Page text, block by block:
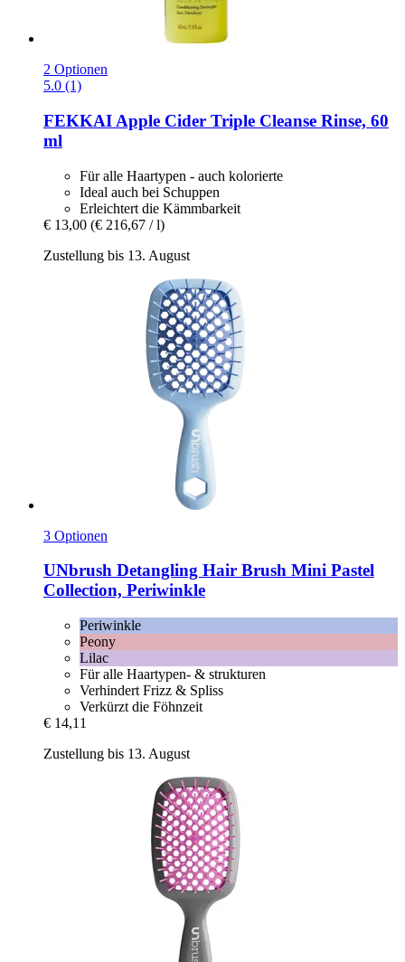
2 Optionen
5.0 (1)
FEKKAI Apple Cider Triple Cleanse Rinse, 60
ml
Für alle Haartypen - auch kolorierte
Ideal auch bei Schuppen
Erleichtert die Kämmbarkeit
€ 13,00 (€ 216,67 / l)
Zustellung bis 13. August
3 Optionen
UNbrush Detangling Hair Brush Mini Pastel
Collection, Periwinkle
Periwinkle
Peony
Lilac
Für alle Haartypen- & strukturen
Verhindert Frizz & Spliss
Verkürzt die Föhnzeit
€ 14,11
Zustellung bis 13. August